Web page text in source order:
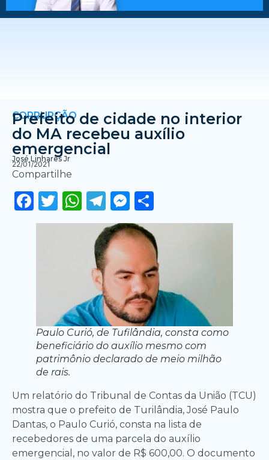
CORRUPÇÃO
Prefeito de cidade no interior
do MA recebeu auxílio
emergencial
José Linhares Jr
22/01/2021
Compartilhe
Facebook
Twitter
WhatsApp
Telegram
Messenger
Paulo Curió, de Tufilândia, consta como
beneficiário do auxílio mesmo com
patrimônio declarado de meio milhão
de rais.
Um relatório do Tribunal de Contas da União (TCU)
mostra que o prefeito de Turilândia, José Paulo
Dantas, o Paulo Curió, consta na lista de
recebedores de uma parcela do auxílio
emergencial, no valor de R$ 600,00. O documento